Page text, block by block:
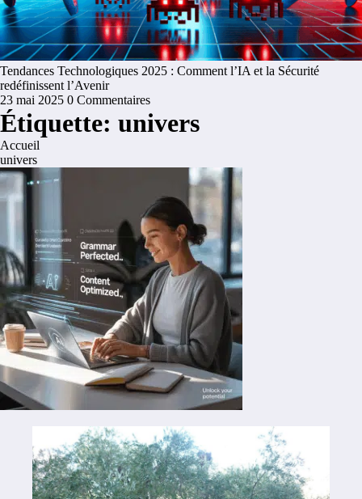
Tendances Technologiques 2025 : Comment l’IA et la Sécurité
redéfinissent l’Avenir
23 mai 2025 0 Commentaires
Étiquette: univers
Accueil
univers